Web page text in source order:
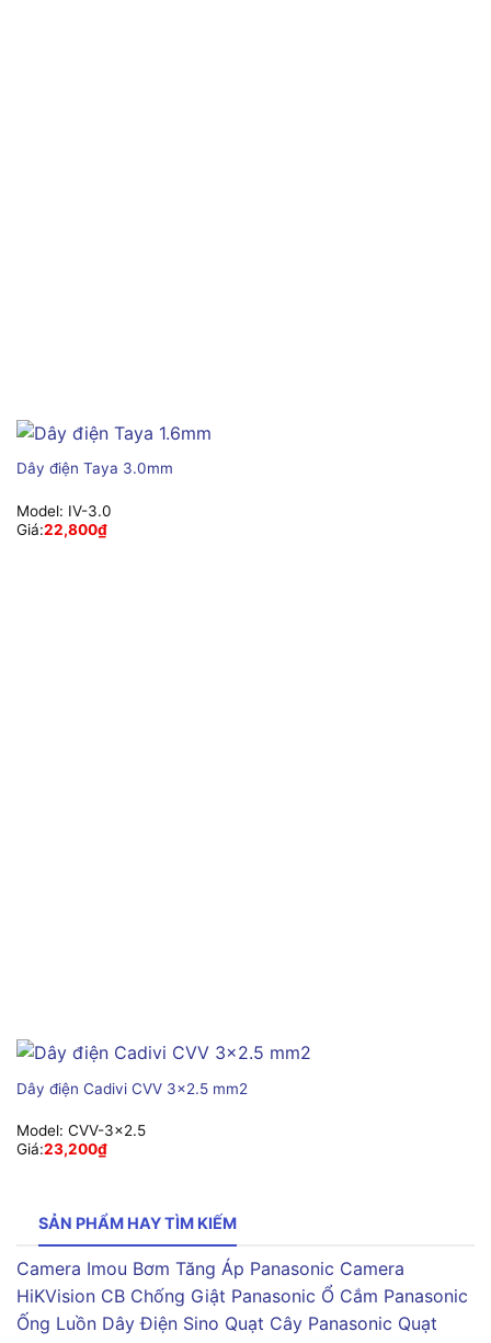
Dây điện Taya 3.0mm
Model: IV-3.0
Giá:22,800₫
Dây điện Cadivi CVV 3×2.5 mm2
Model: CVV-3×2.5
Giá:23,200₫
SẢN PHẨM HAY TÌM KIẾM
Camera Imou Bơm Tăng Áp Panasonic Camera
HiKVision CB Chống Giật Panasonic Ổ Cắm Panasonic
Ống Luồn Dây Điện Sino Quạt Cây Panasonic Quạt